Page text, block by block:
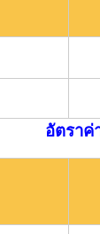
อัตราค่